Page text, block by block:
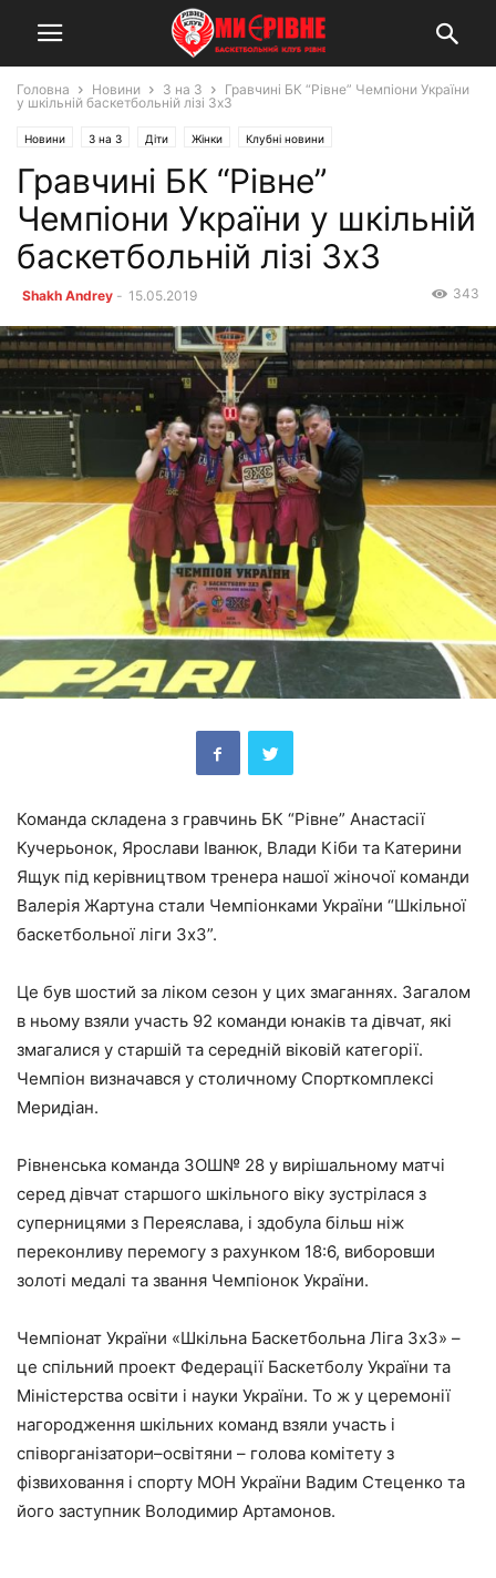
Головна Новини 3 на 3
Гравчині БК “Рівне” Чемпіони України
у шкільній баскетбольній лізі 3х3
Новини 3 на 3 Діти Жінки Клубні новини
Гравчині БК “Рівне”
Чемпіони України у шкільній
баскетбольній лізі 3х3
Shakh Andrey - 15.05.2019 343
Команда складена з гравчинь БК “Рівне” Анастасії
Кучерьонок, Ярослави Іванюк, Влади Кіби та Катерини
Ящук під керівництвом тренера нашої жіночої команди
Валерія Жартуна стали Чемпіонками України “Шкільної
баскетбольної ліги 3х3”.
Це був шостий за ліком сезон у цих змаганнях. Загалом
в ньому взяли участь 92 команди юнаків та дівчат, які
змагалися у старшій та середній віковій категорії.
Чемпіон визначався у столичному Спорткомплексі
Меридіан.
Рівненська команда ЗОШ№ 28 у вирішальному матчі
серед дівчат старшого шкільного віку зустрілася з
суперницями з Переяслава, і здобула більш ніж
переконливу перемогу з рахунком 18:6, виборовши
золоті медалі та звання Чемпіонок України.
Чемпіонат України «Шкільна Баскетбольна Ліга 3х3» –
це спільний проект Федерації Баскетболу України та
Міністерства освіти і науки України. То ж у церемонії
нагородження шкільних команд взяли участь і
співорганізатори–освітяни – голова комітету з
фізвиховання і спорту МОН України Вадим Стеценко та
його заступник Володимир Артамонов.